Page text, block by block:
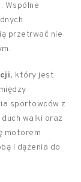
Wspólne
przetrwać nie
, który jest
sportowców z
walki oraz
motorem
i dążenia do